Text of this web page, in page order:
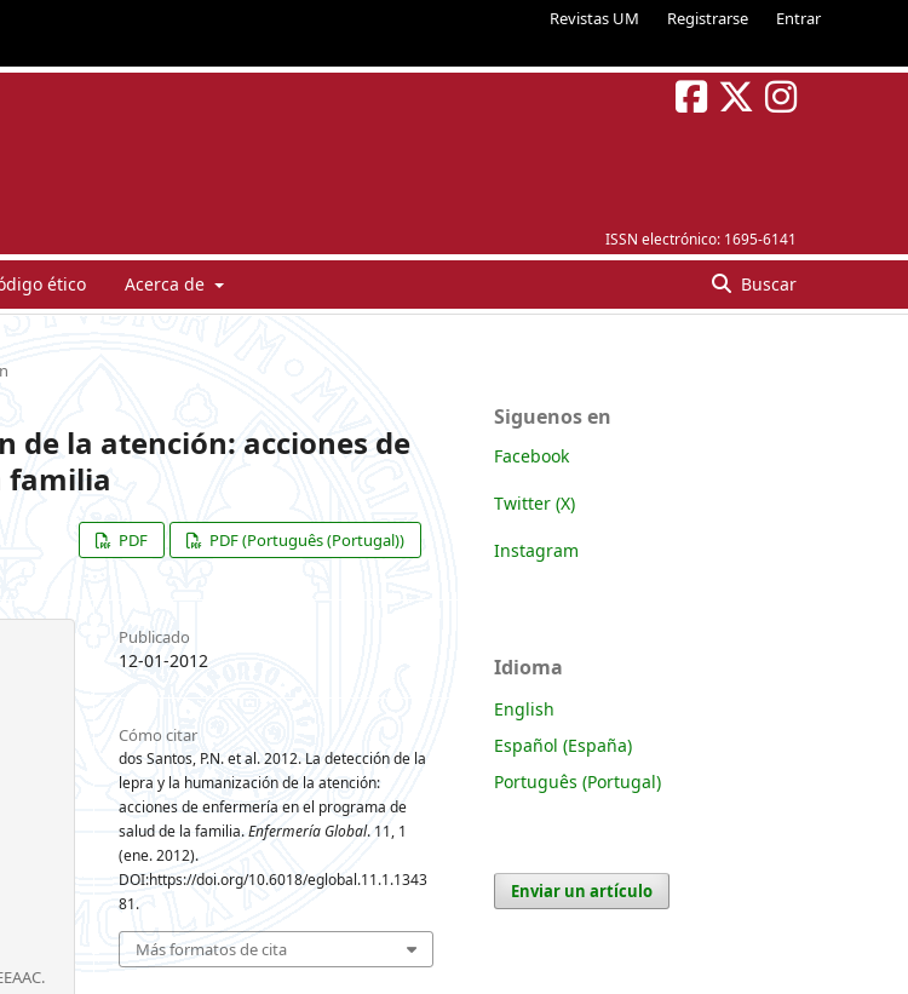
Revistas UM Registrarse Entrar
ISSN electrónico: 1695-6141
ético Acerca de Buscar
de la atención: acciones de
familia
PDF PDF (Português (Portugal))
Publicado
12-01-2012
Cómo citar
dos Santos, P.N. et al. 2012. La detección de la
lepra y la humanización de la atención:
acciones de enfermería en el programa de
salud de la familia.Enfermería Global. 11, 1
(ene. 2012).
DOI:https://doi.org/10.6018/eglobal.11.1.1343
81.
Más formatos de cita
Siguenos en
Facebook
Twitter (X)
Instagram
Idioma
English
Español (España)
Português (Portugal)
Enviar un artículo